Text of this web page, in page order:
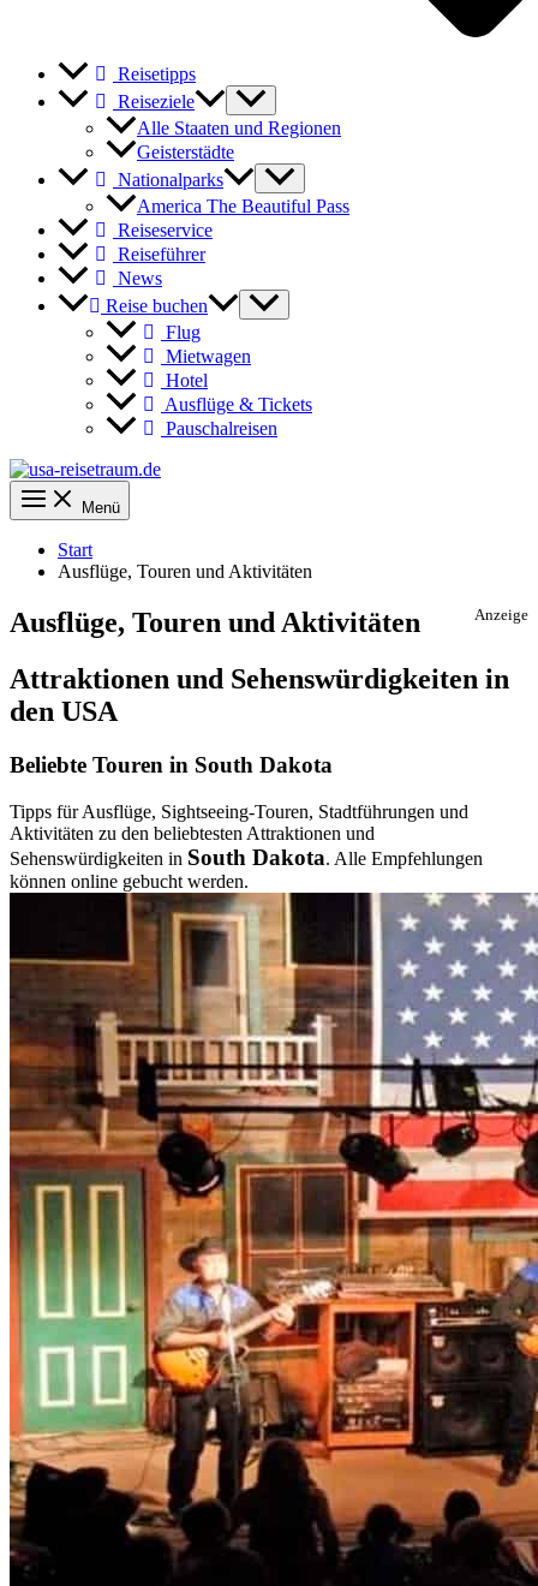
Reisetipps
Reiseziele
Alle Staaten und Regionen
Geisterstädte
Nationalparks
America The Beautiful Pass
Reiseservice
Reiseführer
News
Reise buchen
Flug
Mietwagen
Hotel
Ausflüge & Tickets
Pauschalreisen
Menü
Start
Ausflüge, Touren und Aktivitäten
Anzeige
Ausflüge, Touren und Aktivitäten
Attraktionen und Sehenswürdigkeiten in
den USA
Beliebte Touren in South Dakota
Tipps für Ausflüge, Sightseeing-Touren, Stadtführungen und
Aktivitäten zu den beliebtesten Attraktionen und
Sehenswürdigkeiten in South Dakota. Alle Empfehlungen
können online gebucht werden.